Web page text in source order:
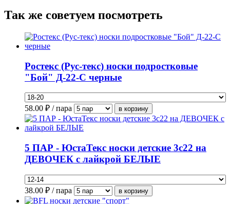
Так же советуем посмотреть
Ростекс (Рус-текс) носки подростковые
"Бой" Д-22-С черные
58.00 ₽ / пара
5 ПАР - ЮстаТекс носки детские 3с22 на
ДЕВОЧЕК с лайкрой БЕЛЫЕ
38.00 ₽ / пара